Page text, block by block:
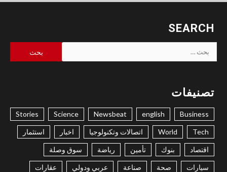
SEARCH
البحث
عن:
تصنيفات
Business
english
Newsbeat
Science
Stories
Tech
World اتصالات وتكنولوجيا اخبار استثمار
اقتصاد بنوك تأمين رياضة سوق وصلة
سيارات صحة صناعة عربي ودولي عقارات